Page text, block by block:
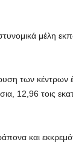
μέλη
των κέντρων
12,96 τοις
και